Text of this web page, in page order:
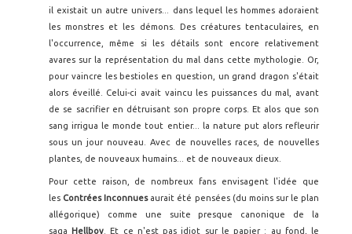
il existait un autre univers... dans lequel les hommes adoraient
les monstres et les démons. Des créatures tentaculaires, en
l'occurrence, même si les détails sont encore relativement
avares sur la représentation du mal dans cette mythologie. Or,
pour vaincre les bestioles en question, un grand dragon s'était
alors éveillé. Celui-ci avait vaincu les puissances du mal, avant
de se sacrifier en détruisant son propre corps. Et alos que son
sang irrigua le monde tout entier... la nature put alors refleurir
sous un jour nouveau. Avec de nouvelles races, de nouvelles
plantes, de nouveaux humains... et de nouveaux dieux.
Pour cette raison, de nombreux fans envisagent l'idée que
les Contrées Inconnuesaurait été pensées (du moins sur le plan
allégorique) comme une suite presque canonique de la
saga
Hellboy . Et ce n'est pas idiot sur le papier : au fond, le